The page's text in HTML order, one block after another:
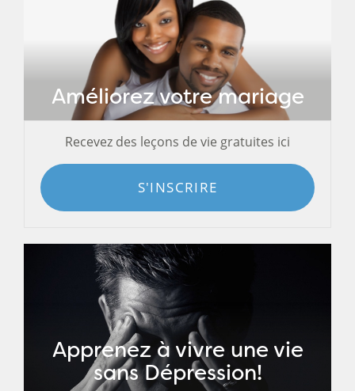
Améliorez votre mariage
Recevez des leçons de vie gratuites ici
S'INSCRIRE
Apprenez à vivre une vie
sans Dépression!